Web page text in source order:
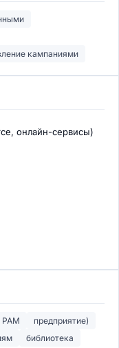
кампаниями
онлайн-сервисы)
PAM
предприятие)
библиотека